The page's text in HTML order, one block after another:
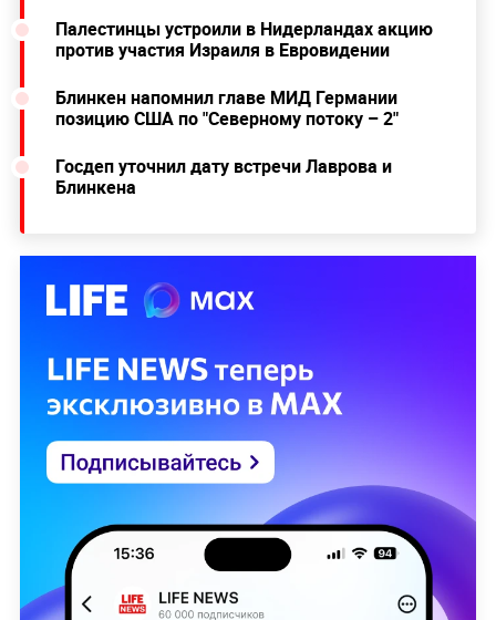
Палестинцы устроили в Нидерландах акцию
против участия Израиля в Евровидении
Блинкен напомнил главе МИД Германии
позицию США по "Северному потоку – 2"
Госдеп уточнил дату встречи Лаврова и
Блинкена